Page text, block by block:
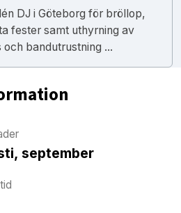
DJ i Göteborg för bröllop,
fester samt uthyrning av
bandutrustning ...
september